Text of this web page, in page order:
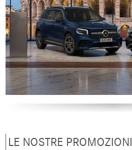
LE NOSTRE PROMOZIONI